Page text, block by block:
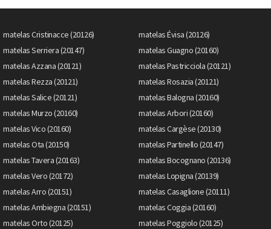
matelas Cristinacce (20126)
matelas Évisa (20126)
matelas Serriera (20147)
matelas Guagno (20160)
matelas Azzana (20121)
matelas Pastricciola (20121)
matelas Rezza (20121)
matelas Rosazia (20121)
matelas Salice (20121)
matelas Balogna (20160)
matelas Murzo (20160)
matelas Arbori (20160)
matelas Vico (20160)
matelas Cargèse (20130)
matelas Ota (20150)
matelas Partinello (20147)
matelas Tavera (20163)
matelas Bocognano (20136)
matelas Vero (20172)
matelas Lopigna (20139)
matelas Arro (20151)
matelas Casaglione (20111)
matelas Ambiegna (20151)
matelas Coggia (20160)
matelas Orto (20125)
matelas Poggiolo (20125)